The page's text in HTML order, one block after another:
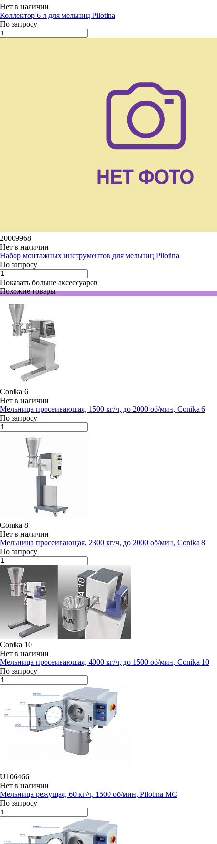
Нет в наличии
Коллектор 6 л для мельниц Pilotina
По запросу
20009968
Нет в наличии
Набор монтажных инструментов для мельниц Pilotina
По запросу
Показать больше аксессуаров
Похожие товары
Conika 6
Нет в наличии
Мельница просеивающая, 1500 кг/ч, до 2000 об/мин, Conika 6
По запросу
Conika 8
Нет в наличии
Мельница просеивающая, 2300 кг/ч, до 2000 об/мин, Conika 8
По запросу
Conika 10
Нет в наличии
Мельница просеивающая, 4000 кг/ч, до 1500 об/мин, Conika 10
По запросу
U106466
Нет в наличии
Мельница режущая, 60 кг/ч, 1500 об/мин, Pilotina MC
По запросу